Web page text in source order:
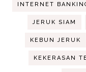
INTERNET
JERUK SIAM
KEBUN JERUK
KEKERASAN